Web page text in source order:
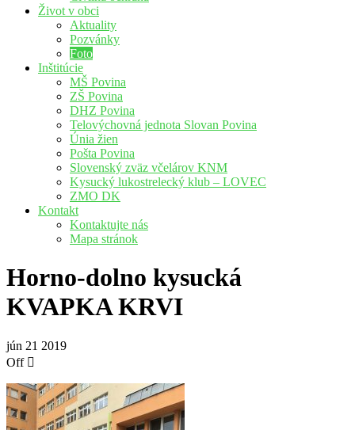
Život v obci
Aktuality
Pozvánky
Foto
Inštitúcie
MŠ Povina
ZŠ Povina
DHZ Povina
Telovýchovná jednota Slovan Povina
Únia žien
Pošta Povina
Slovenský zväz včelárov KNM
Kysucký lukostrelecký klub – LOVEC
ZMO DK
Kontakt
Kontaktujte nás
Mapa stránok
Horno-dolno kysucká
KVAPKA KRVI
jún 21 2019
Off